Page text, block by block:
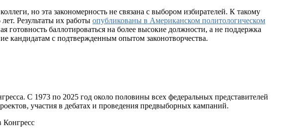
но эта закономерность не связана с выбором избирателей. К такому
Результаты их работы опубликованы в Американском политологическом
баллотироваться на более высокие должности, а не поддержка
кандидатам с подтвержденным опытом законотворчества.
С 1973 по 2025 год около половины всех федеральных представителей
участия в дебатах и проведения предвыборных кампаний.